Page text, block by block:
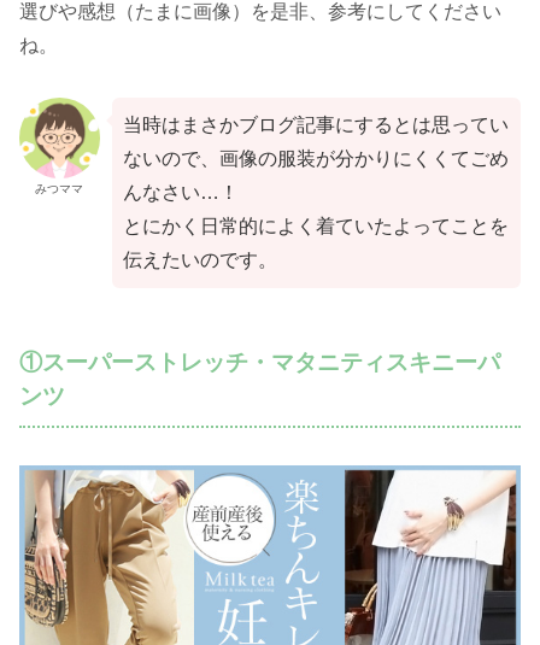
選びや感想（たまに画像）を是非、参考にしてください
ね。
みつママ
当時はまさかブログ記事にするとは思ってい
ないので、画像の服装が分かりにくくてごめ
んなさい…！
とにかく日常的によく着ていたよってことを
伝えたいのです。
①スーパーストレッチ・マタニティスキニーパ
ンツ